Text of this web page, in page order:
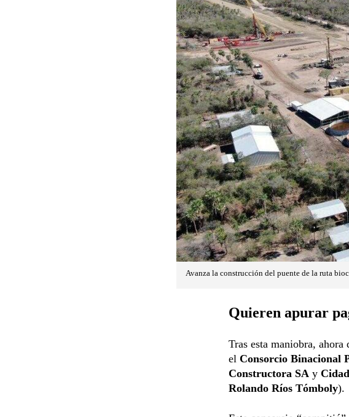
Avanza la construcción del puente de la ruta
Quieren apurar
Tras esta maniobra, ahora
el Consorcio Binacional
Constructora SA y
Rolando Ríos Tómboly).